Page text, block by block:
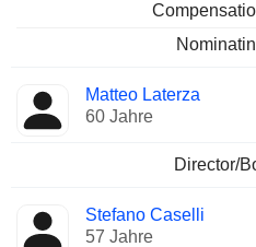
Matteo Laterza
60 Jahre
Director/
Stefano Caselli
57 Jahre